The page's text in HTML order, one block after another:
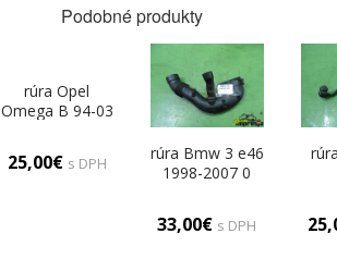
Podobné produkty
rúra Opel
Omega B 94-03
25,00€ s DPH
rúra Bmw 3 e46
1998-2007 0
33,00€ s DPH